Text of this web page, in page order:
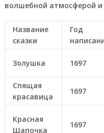
волшебной атмосферой
Название
сказки
Год
Золушка 1697
Спящая
красавица
1697
Красная
Шапочка
1697